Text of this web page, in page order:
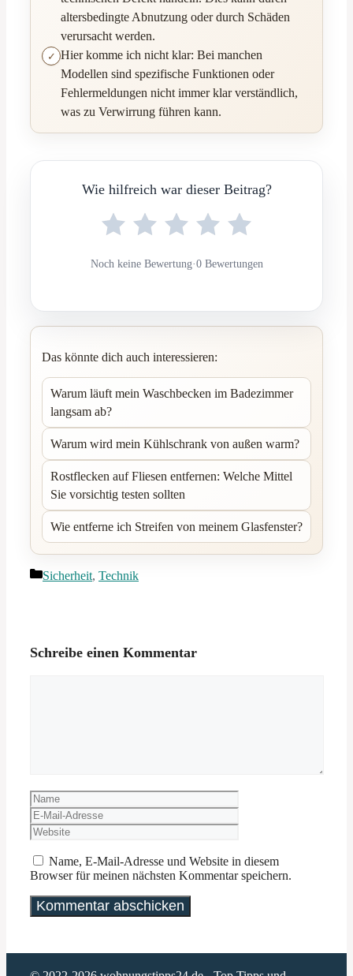
altersbedingte Abnutzung oder durch Schäden
verursacht werden.
Hier komme ich nicht klar: Bei manchen
Modellen sind spezifische Funktionen oder
Fehlermeldungen nicht immer klar verständlich,
was zu Verwirrung führen kann.
Wie hilfreich war dieser Beitrag?
Noch keine Bewertung·0 Bewertungen
Das könnte dich auch interessieren:
Warum läuft mein Waschbecken im Badezimmer
langsam ab?
Warum wird mein Kühlschrank von außen warm?
Rostflecken auf Fliesen entfernen: Welche Mittel
Sie vorsichtig testen sollten
Wie entferne ich Streifen von meinem Glasfenster?
Kategorien
Sicherheit, Technik
Schreibe einen Kommentar
Name
Mail-
Adresse
Name, E-Mail-Adresse und Website in diesem
Browser für meinen nächsten Kommentar speichern.